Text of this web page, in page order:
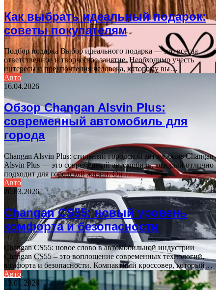
Как выбрать идеальный подарок:
советы покупателям
Подбор подарка Выбор идеального подарка — это всегда
ответственное и творческое занятие. Необходимо учесть
интересы и предпочтения человека, которому вы…
Авто
16.04.2026
Обзор Changan Alsvin Plus:
современный автомобиль для
города
Changan Alsvin Plus: стильный городской автомобиль Changan
Alsvin Plus — это современный автомобиль, который отлично
подходит для городской жизни. Он…
Авто
20.03.2026
Changan CS55: новый уровень
комфорта и безопасности
Changan CS55: новое слово в автомобильной индустрии
Changan CS55 – это воплощение современных технологий,
комфорта и безопасности. Компактный кроссовер, который…
Авто
13.01.2026